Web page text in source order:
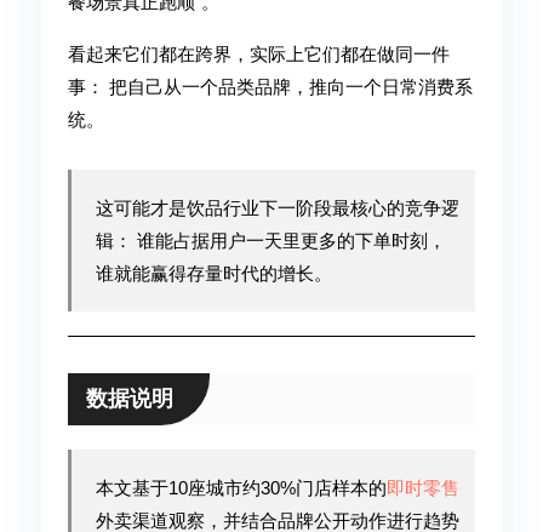
看起来它们都在跨界，实际上它们都在做同一件
事： 把自己从一个品类品牌，推向一个日常消费系
统。
这可能才是饮品行业下一阶段最核心的竞争逻
辑： 谁能占据用户一天里更多的下单时刻，
谁就能赢得存量时代的增长。
数据说明
本文基于10座城市约30%门店样本的即时零售
外卖渠道观察，并结合品牌公开动作进行趋势